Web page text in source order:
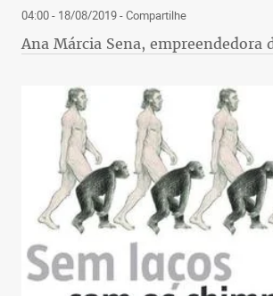
04:00 - 18/08/2019- Compartilhe
Ana Márcia Sena, empreendedora